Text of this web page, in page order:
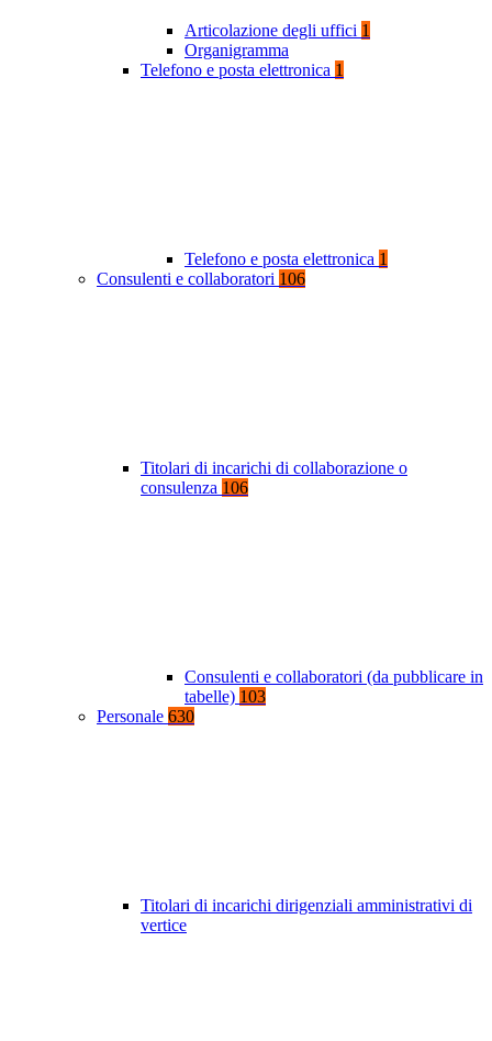
Articolazione degli uffici 1
Organigramma
Telefono e posta elettronica 1
Telefono e posta elettronica 1
Consulenti e collaboratori 106
Titolari di incarichi di collaborazione o
consulenza 106
Consulenti e collaboratori (da pubblicare in
tabelle) 103
Personale 630
Titolari di incarichi dirigenziali amministrativi di
vertice